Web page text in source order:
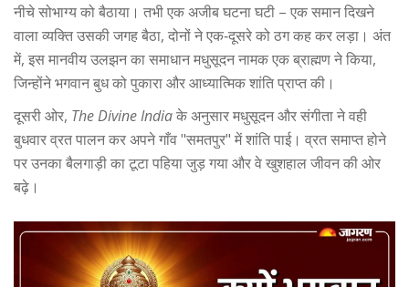
नीचे सोभाग्य को बैठाया। तभी एक अजीब घटना घटी – एक समान दिखने
वाला व्यक्ति उसकी जगह बैठा, दोनों ने एक‑दूसरे को ठग कह कर लड़ा। अंत
में, इस मानवीय उलझन का समाधान मधुसूदन नामक एक ब्राह्मण ने किया,
जिन्होंने भगवान बुध को पुकारा और आध्यात्मिक शांति प्राप्त की।
दूसरी ओर, The Divine Indiaके अनुसार मधुसूदन और संगीता ने वही
बुधवार व्रत पालन कर अपने गाँव "समतपुर" में शांति पाई। व्रत समाप्त होने
पर उनका बैलगाड़ी का टूटा पहिया जुड़ गया और वे खुशहाल जीवन की ओर
बढ़े।